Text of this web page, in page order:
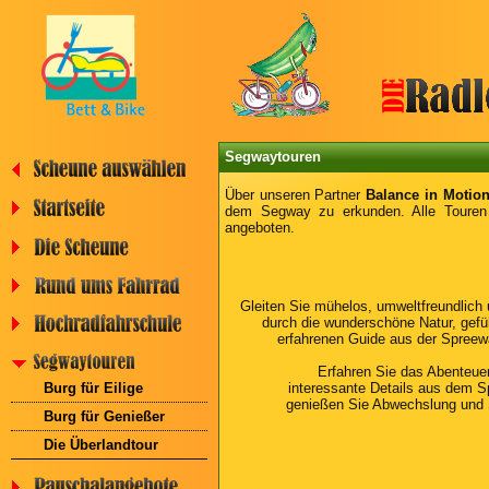
Burg für Eilige
Burg für Genießer
Die Überlandtour
Segwaytouren
Über unseren Partner Balance in Motion
dem Segway zu erkunden. Alle
angeboten.
Gleiten Sie mühelos, umweltfreundlich
durch die wunderschöne Natur,
erfahrenen Guide aus der
Erfahren Sie das
interessante Details aus dem
genießen Sie Abwechslung und